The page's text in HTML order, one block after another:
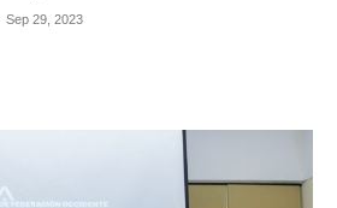
Sep 29, 2023